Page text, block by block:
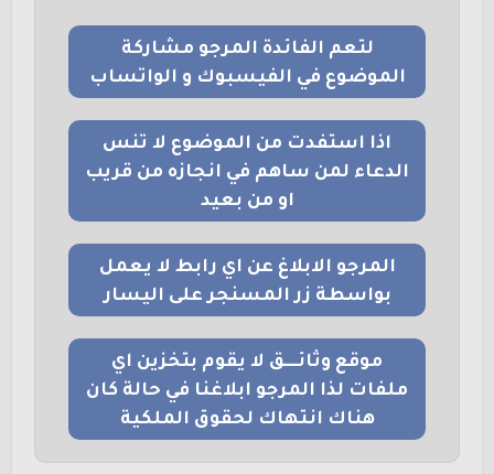
لتعم الفائدة المرجو مشاركة
الموضوع في الفيسبوك و الواتساب
اذا استفدت من الموضوع لا تنس
الدعاء لمن ساهم في انجازه من قريب
او من بعيد
المرجو الابلاغ عن اي رابط لا يعمل
بواسطة زر المسنجر على اليسار
موقع وثائــــق لا يقوم بتخزين اي
ملفات لذا المرجو ابلاغنا في حالة كان
هناك انتهاك لحقوق الملكية